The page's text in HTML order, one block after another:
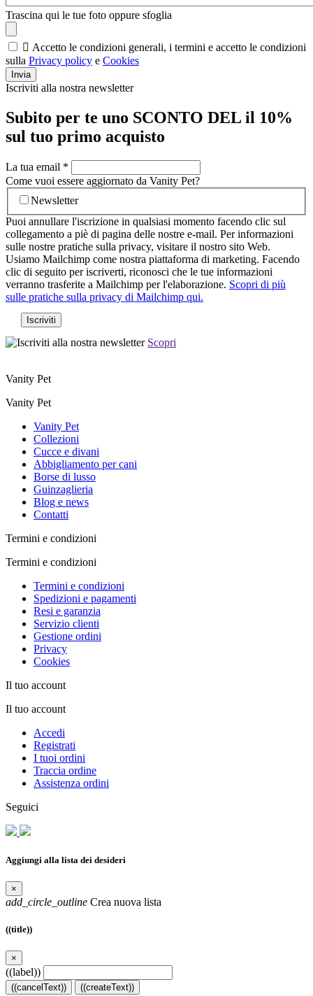
Trascina qui le tue foto oppure sfoglia
 Accetto le condizioni generali, i termini e accetto le condizioni
sulla Privacy policy e Cookies
Invia
Iscriviti alla nostra newsletter
Subito per te uno SCONTO DEL il 10%
sul tuo primo acquisto
La tua email *
Come vuoi essere aggiornato da Vanity Pet?
Newsletter
Puoi annullare l'iscrizione in qualsiasi momento facendo clic sul
collegamento a piè di pagina delle nostre e-mail. Per informazioni
sulle nostre pratiche sulla privacy, visitare il nostro sito Web.
Usiamo Mailchimp come nostra piattaforma di marketing. Facendo
clic di seguito per iscriverti, riconosci che le tue informazioni
verranno trasferite a Mailchimp per l'elaborazione. Scopri di più
sulle pratiche sulla privacy di Mailchimp qui.
Scopri
Vanity Pet
Vanity Pet
Vanity Pet
Collezioni
Cucce e divani
Abbigliamento per cani
Borse di lusso
Guinzaglieria
Blog e news
Contatti
Termini e condizioni
Termini e condizioni
Termini e condizioni
Spedizioni e pagamenti
Resi e garanzia
Servizio clienti
Gestione ordini
Privacy
Cookies
Il tuo account
Il tuo account
Accedi
Registrati
I tuoi ordini
Traccia ordine
Assistenza ordini
Seguici
Aggiungi alla lista dei desideri
×
add_circle_outline Crea nuova lista
((title))
×
((label))
((cancelText)) ((createText))